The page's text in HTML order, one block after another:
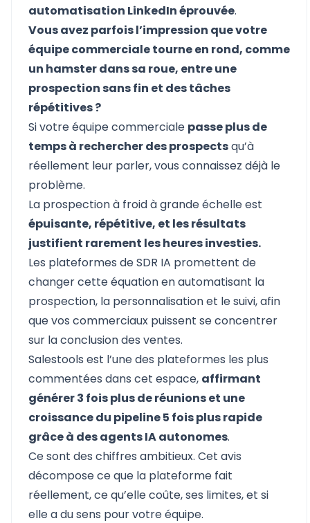
automatisation LinkedIn éprouvée.
Vous avez parfois l’impression que votre
équipe commerciale tourne en rond, comme
un hamster dans sa roue, entre une
prospection sans fin et des tâches
répétitives ?
Si votre équipe commerciale passe plus de
temps à rechercher des prospectsqu’à
réellement leur parler, vous connaissez déjà le
problème.
La prospection à froid à grande échelle est
épuisante, répétitive, et les résultats
justifient rarement les heures investies.
Les plateformes de SDR IA promettent de
changer cette équation en automatisant la
prospection, la personnalisation et le suivi, afin
que vos commerciaux puissent se concentrer
sur la conclusion des ventes.
Salestools est l’une des plateformes les plus
commentées dans cet espace, affirmant
générer 3 fois plus de réunions et une
croissance du pipeline 5 fois plus rapide
grâce à des agents IA autonomes.
Ce sont des chiffres ambitieux. Cet avis
décompose ce que la plateforme fait
réellement, ce qu’elle coûte, ses limites, et si
elle a du sens pour votre équipe.